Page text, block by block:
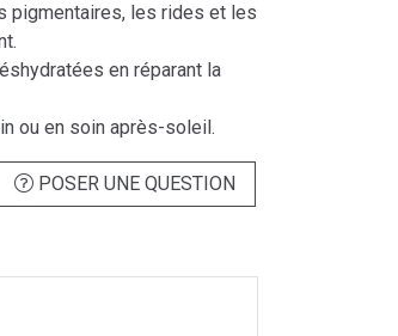
pigmentaires, les rides et les
en réparant la
ou en soin après-soleil.
POSER UNE QUESTION